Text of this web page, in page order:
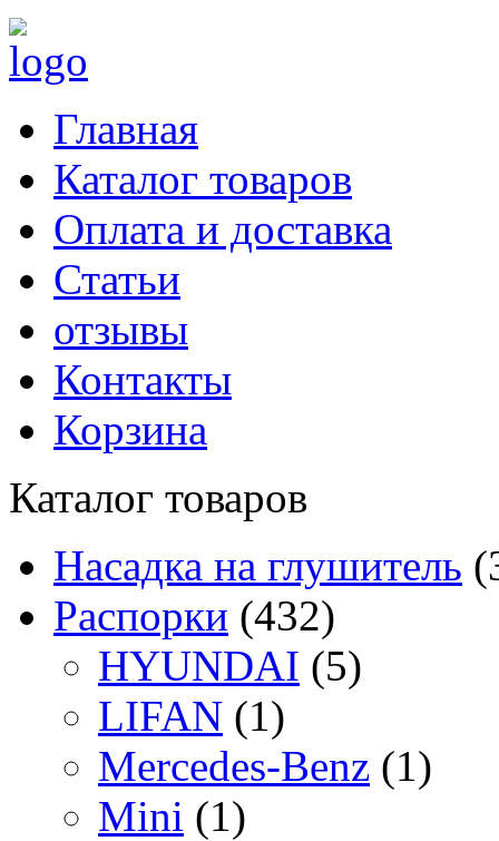
Главная
Каталог товаров
Оплата и доставка
Статьи
отзывы
Контакты
Корзина
Каталог товаров
Насадка на глушитель
Распорки (432)
HYUNDAI (5)
LIFAN (1)
Mercedes-Benz (1)
Mini (1)